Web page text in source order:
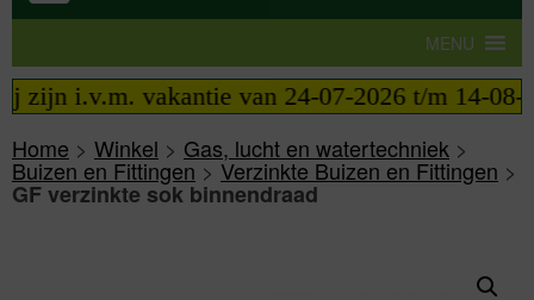
MENU
i.v.m. vakantie van 24-07-2026 t/m 14-08-
Home > Winkel > Gas, lucht en watertechniek >
Buizen en Fittingen>Verzinkte Buizen en Fittingen >
GF verzinkte sok binnendraad